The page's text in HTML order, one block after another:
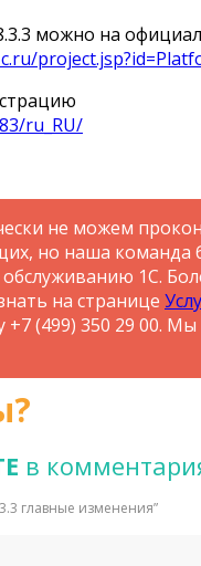
можно на
ru_RU/
не можем
но наша команда
1С.
на странице
+7 (499) 350 29 00.
в
главные изменения”